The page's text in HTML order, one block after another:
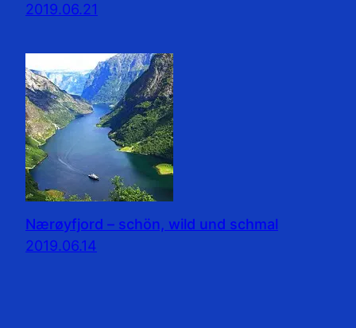
2019.06.21
Nærøyfjord – schön, wild und schmal
2019.06.14